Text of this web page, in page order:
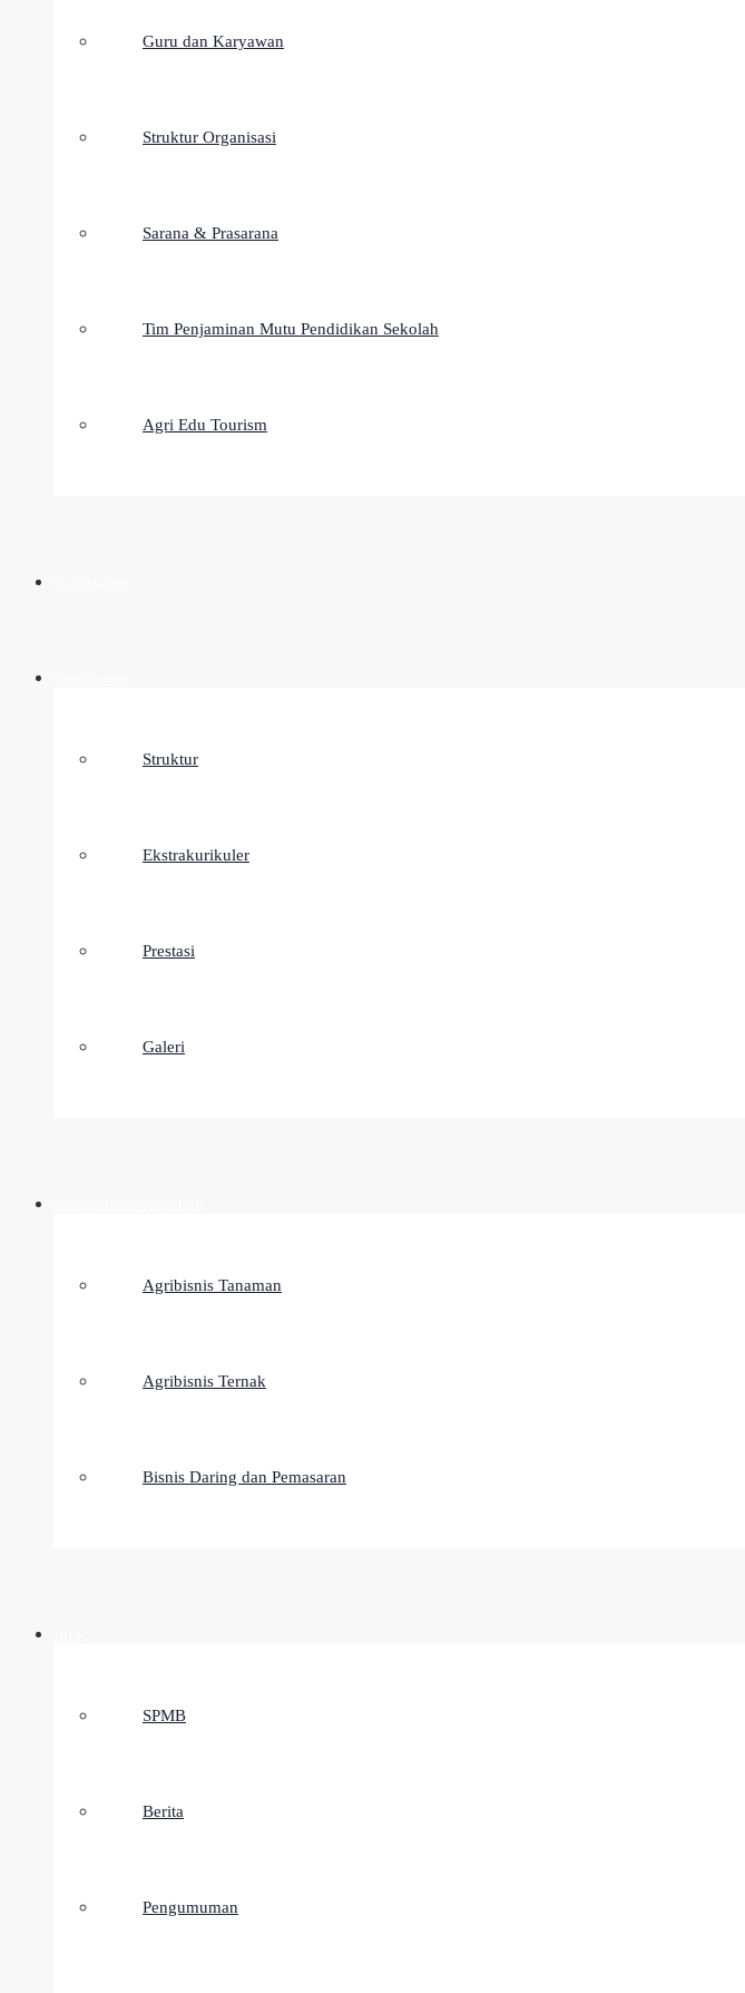
Guru dan Karyawan
Struktur Organisasi
Sarana & Prasarana
Tim Penjaminan Mutu Pendidikan Sekolah
Agri Edu Tourism
Struktur
Ekstrakurikuler
Prestasi
Galeri
Agribisnis Tanaman
Agribisnis Ternak
Bisnis Daring dan Pemasaran
SPMB
Berita
Pengumuman